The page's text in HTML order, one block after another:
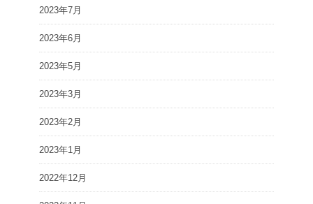
2023年7月
2023年6月
2023年5月
2023年3月
2023年2月
2023年1月
2022年12月